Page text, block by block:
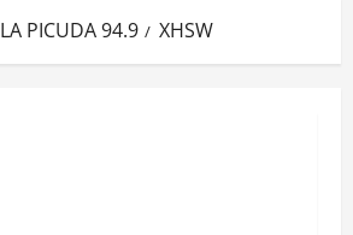
LA PICUDA 94.9 XHSW